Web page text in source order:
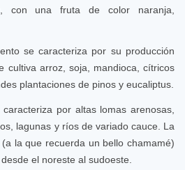
con una fruta de color naranja,
se caracteriza por su producción
cultiva arroz, soja, mandioca, cítricos
plantaciones de pinos y eucaliptus.
por altas lomas arenosas,
lagunas y ríos de variado cauce. La
la que recuerda un bello chamamé)
el noreste al sudoeste.